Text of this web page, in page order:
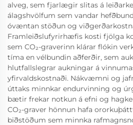
alveg, sem fjarlægir slitas á
álagshvölfum sem vandar
óvæntan stöðun og
Framleiðslufyrirhæfis kosti fjölga
sem CO₂-graverinn klárar flókin
tíma en vélbundin aðferðir, sem
hlutfallslegrar aukningar á
yfirvaldskostnaði. Nákvæmni og
úttaks minnkar endurvinning og
bætir frekar notkun á efni og
CO₂-graver hönnun hafa
biðstöðum sem minnka